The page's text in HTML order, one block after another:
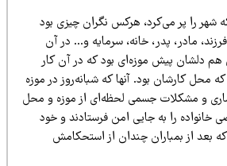
پر می‌کرد، هرکس نگران چیزی بود
پدر، خانه، سرمایه‌ و… در آن
پیش موزه‌ای بود که در آن کار
کارشان بود. آنها که شبانه‌روز در موزه
مشکلات جسمی لحظه‌ای از موزه و محل
را به جایی امن فرستادند و خود
از بمباران چندان از استحکامش